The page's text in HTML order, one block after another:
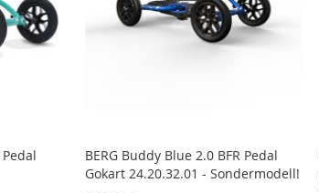
BERG Buddy Blue 2.0 BFR Pedal
Gokart 24.20.32.01 - Sondermodell!